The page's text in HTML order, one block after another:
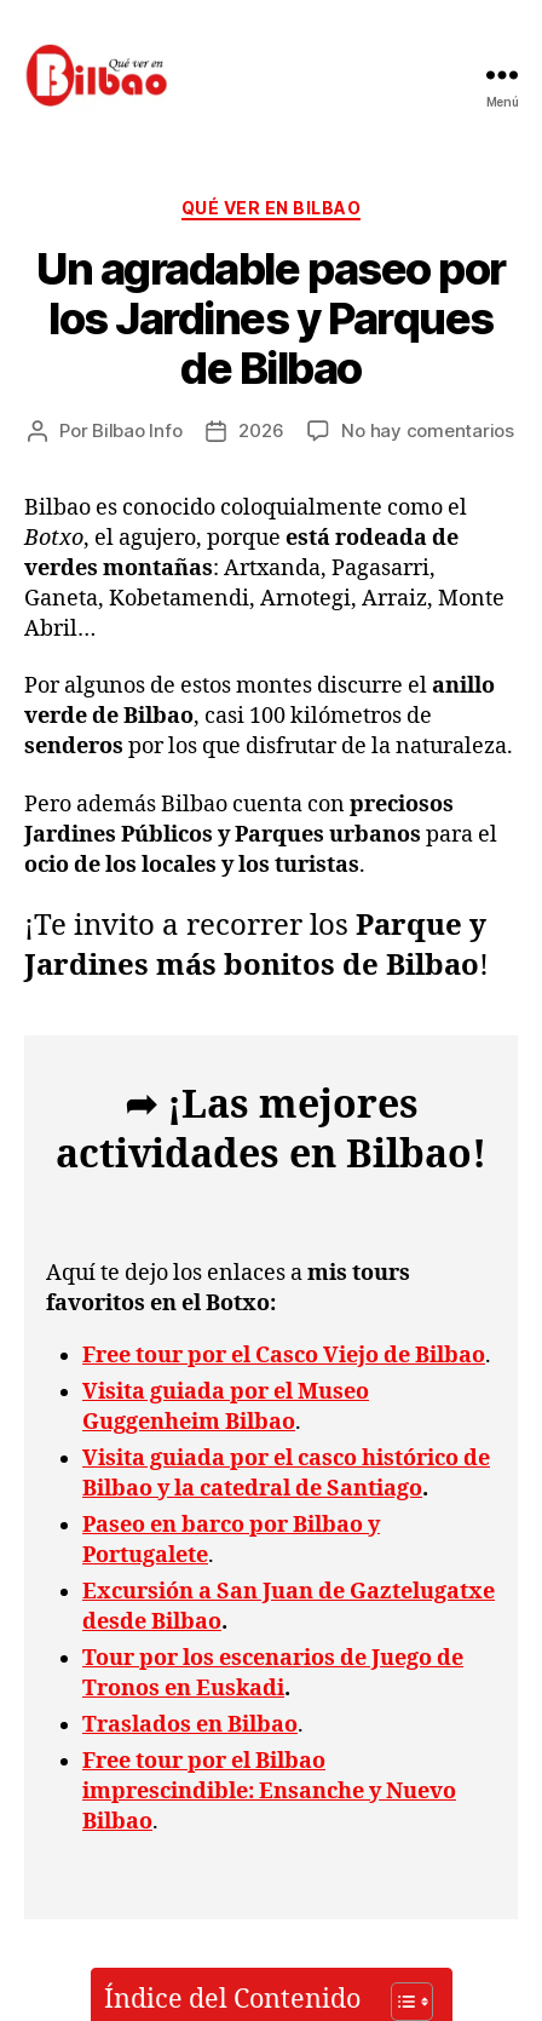
Menú
Categorías
QUÉ VER EN BILBAO
Un agradable paseo por
los Jardines y Parques
de Bilbao
Autor
entrada
Por Bilbao Info
Fecha
entrada
2026 No hay comentariosen
Bilbao es conocido coloquialmente como el
Botxo, el agujero, porque está rodeada de
verdes montañas: Artxanda, Pagasarri,
Ganeta, Kobetamendi, Arnotegi, Arraiz, Monte
Abril…
Por algunos de estos montes discurre elanillo
verde de Bilbao, casi 100 kilómetros de
senderos por los que disfrutar de la naturaleza.
Pero además Bilbao cuenta conpreciosos
Jardines Públicos y Parques urbanos para el
ocio de los locales y los turistas.
¡Te invito a recorrer los Parque y
Jardines más bonitos de Bilbao!
➦ ¡Las mejores
actividades en Bilbao!
Aquí te dejo los enlaces amis tours
favoritos en el Botxo:
Free tour por el Casco Viejo de Bilbao.
Visita guiada por el Museo
Guggenheim Bilbao.
Visita guiada por el casco histórico de
Bilbao y la catedral de Santiago.
Paseo en barco por Bilbao y
Portugalete.
Excursión a San Juan de Gaztelugatxe
desde Bilbao.
Tour por los escenarios de Juego de
Tronos en Euskadi.
Traslados en Bilbao.
Free tour por el Bilbao
imprescindible: Ensanche y Nuevo
Bilbao.
Índice del Contenido